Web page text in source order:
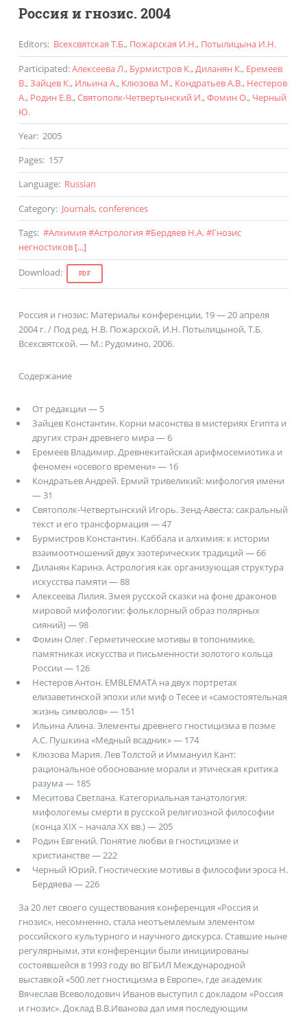
Россия и гнозис. 2004
Editors: Всехсвятская Т.Б., Пожарская И.Н., Потылицына И.Н.
Participated:Алексеева Л., Бурмистров К., Диланян К., Еремеев
В., Зайцев К., Ильина А., Клюзова М., Кондратьев А.В., Нестеров
А., Родин Е.В., Святополк-Четвертынский И., Фомин О., Черный
Ю.
Year: 2005
Pages: 157
Language: Russian
Category: Journals, conferences
Tags: #Алхимия #Астрология #Бердяев Н.А.#Гнозис
негностиков [...]
Download: PDF
Россия и гнозис: Материалы конференции, 19 — 20 апреля
2004 г. / Под ред. Н.В. Пожарской, И.Н. Потылицыной, Т.Б.
Всехсвятской. — М.: Рудомино, 2006.
Содержание
От редакции — 5
Зайцев Константин. Корни масонства в мистериях Египта и
других стран древнего мира — 6
Еремеев Владимир. Древнекитайская арифмосемиотика и
феномен «осевого времени» — 16
Кондратьев Андрей. Ермий тривеликий: мифология имени
— 31
Святополк-Четвертынский Игорь. Зенд-Авеста: сакральный
текст и его трансформация — 47
Бурмистров Константин. Каббала и алхимия: к истории
взаимоотношений двух эзотерических традиций — 66
Диланян Каринэ. Астрология как организующая структура
искусства памяти — 88
Алексеева Лилия. Змея русской сказки на фоне драконов
мировой мифологии: фольклорный образ полярных
сияний) — 98
Фомин Олег. Герметические мотивы в топонимике,
памятниках искусства и письменности золотого кольца
России — 126
Нестеров Антон. EMBLEMATA на двух портретах
елизаветинской эпохи или миф о Тесее и «самостоятельная
жизнь символов» — 151
Ильина Алина. Элементы древнего гностицизма в поэме
А.С. Пушкина «Медный всадник» — 174
Клюзова Мария. Лев Толстой и Иммануил Кант:
рациональное обоснование морали и этическая критика
разума — 185
Меситова Светлана. Категориальная танатология:
мифологемы смерти в русской религиозной философии
(конца XIX – начала XX вв.) — 205
Родин Евгений. Понятие любви в гностицизме и
христианстве — 222
Черный Юрий. Гностические мотивы в философии эроса Н.
Бердяева — 226
За 20 лет своего существования конференция «Россия и
гнозис», несомненно, стала неотъемлемым элементом
российского культурного и научного дискурса. Ставшие ныне
регулярными, эти конференции были инициированы
состоявшейся в 1993 году во ВГБИЛ Международной
выставкой «500 лет гностицизма в Европе», где академик
Вячеслав Всеволодович Иванов выступил с докладом «Россия
и гнозис». Доклад В.В.Иванова дал имя последующим